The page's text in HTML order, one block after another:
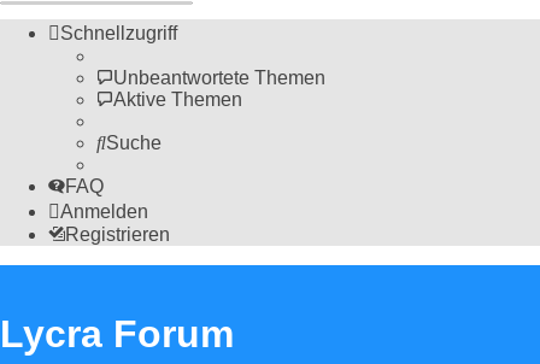
Schnellzugriff
Unbeantwortete Themen
Aktive Themen
Suche
FAQ
Anmelden
Registrieren
Lycra Forum